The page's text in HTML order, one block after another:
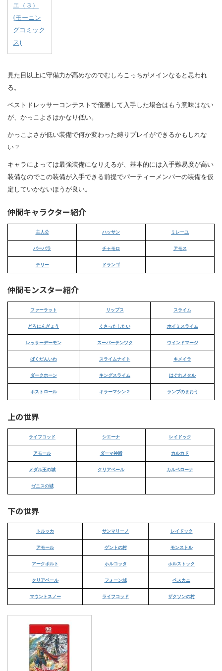
エ（３）
(モーニン
グコミック
ス)
見た目以上に守備力が高めなのでむしろこっちがメインなると思われ
る。
ベストドレッサーコンテストで優勝して入手した場合はもう意味はない
が、かっこよさはかなり低い。
かっこよさが低い装備で何か変わった縛りプレイができるかもしれな
い？
キャラによっては最強装備になりえるが、基本的には入手難易度が高い
装備なのでこの装備が入手できる前提でパーティーメンバーの装備を仮
定していかないほうが良い。
仲間キャラクター紹介
主人公 ハッサン ミレーユ
バーバラ チャモロ アモス
テリー ドランゴ
仲間モンスター紹介
ファーラット リップス スライム
どろにんぎょう くさったしたい ホイミスライム
レッサーデーモン スーパーテンツク ウインドマージ
ばくだんいわ スライムナイト キメイラ
ダークホーン キングスライム はぐれメタル
ボストロール キラーマシン２ ランプのまおう
上の世界
ライフコッド シエーナ レイドック
アモール ダーマ神殿 カルカド
メダル王の城 クリアベール カルベローナ
ゼニスの城
下の世界
トルッカ サンマリーノ レイドック
アモール ゲントの村 モンストル
アークボルト ホルコッタ ホルストック
クリアベール フォーン城 ペスカニ
マウントスノー ライフコッド ザクソンの村